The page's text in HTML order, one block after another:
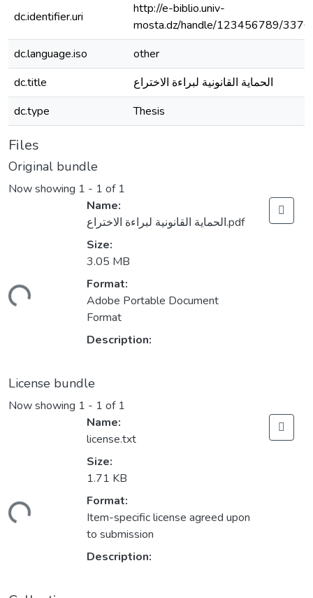
dc.identifier.uri
http://e-biblio.univ-
mosta.dz/handle/123456789/3370
dc.language.iso
other
dc.title
الحماية القانونية لبراءة الاختراع
dc.type
Thesis
Files
Original bundle
Now showing 1 - 1 of 1
Name:
الحماية القانونية لبراءة الاختراع.pdf
Size:
3.05 MB
Format:
Adobe Portable Document
Format
Description:
License bundle
Now showing 1 - 1 of 1
Name:
license.txt
Size:
1.71 KB
Format:
Item-specific license agreed upon
to submission
Description: